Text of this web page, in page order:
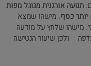
תנועה אורגנית מגוגל מפות
יותר כסף. מישהו שמצא
מישהו שלחץ על מודעה
– ולכן שיעור הנטישה